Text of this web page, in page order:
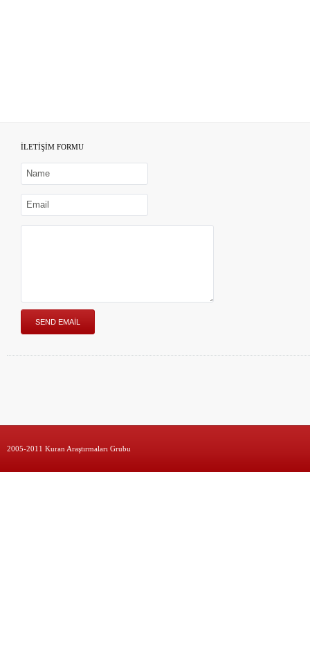
İLETİŞİM FORMU
2005-2011 Kuran Araştırmaları Grubu